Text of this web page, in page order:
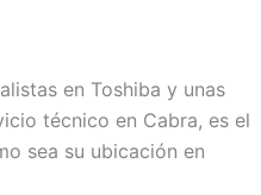
en Toshiba y unas
técnico en Cabra, es el
sea su ubicación en